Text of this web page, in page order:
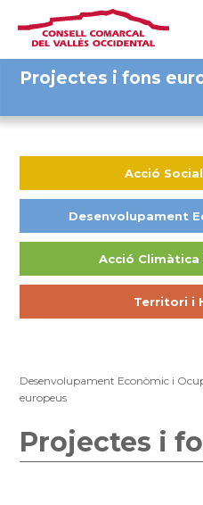
Projectes i fons
Acció
Desenvolupament
Acció
Territori i
Desenvolupament Econòmic i
europeus
Projectes i